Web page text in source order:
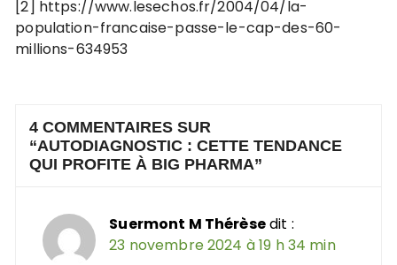
[2] https://www.lesechos.fr/2004/04/la-
population-francaise-passe-le-cap-des-60-
millions-634953
4 COMMENTAIRES SUR
“AUTODIAGNOSTIC : CETTE TENDANCE
QUI PROFITE À BIG PHARMA”
Suermont M Thérèsedit :
23 novembre 2024 à 19 h 34 min